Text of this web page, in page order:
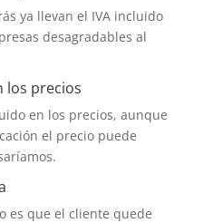
ya llevan el IVA incluido
desagradables al
los precios
en los precios, aunque
el precio puede
es que el cliente quede